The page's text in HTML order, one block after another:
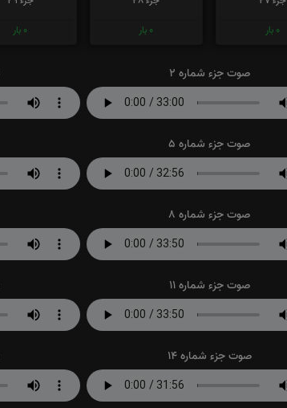
0 بار
0 بار
0 بار
صوت جزء شماره 2
صوت جزء شماره 5
صوت جزء شماره 8
صوت جزء شماره 11
صوت جزء شماره 14